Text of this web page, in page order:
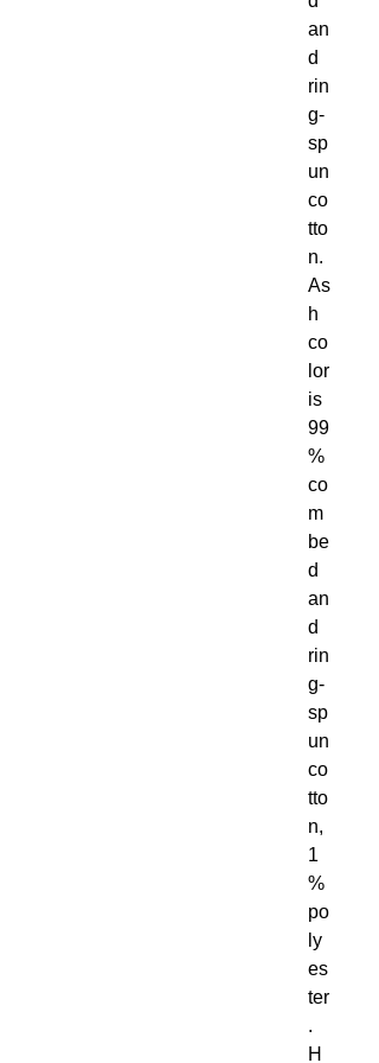
an
d
rin
g-
sp
un
co
tto
n.
As
h
co
lor
is
99
%
co
m
be
d
an
d
rin
g-
sp
un
co
tto
n,
1
%
po
ly
es
ter
.
H